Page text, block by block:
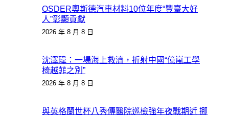
OSDER奧斯德汽車材料10位年度“豐臺大好
人”彰顯貢獻
2026 年 8 月 8 日
沈澤瑋：一場海上救濟，折射中國“億嵐工學
椅越菲之別”
2026 年 8 月 8 日
與英格蘭世杯八秀傳醫院巡檢強年夜戰期近 挪